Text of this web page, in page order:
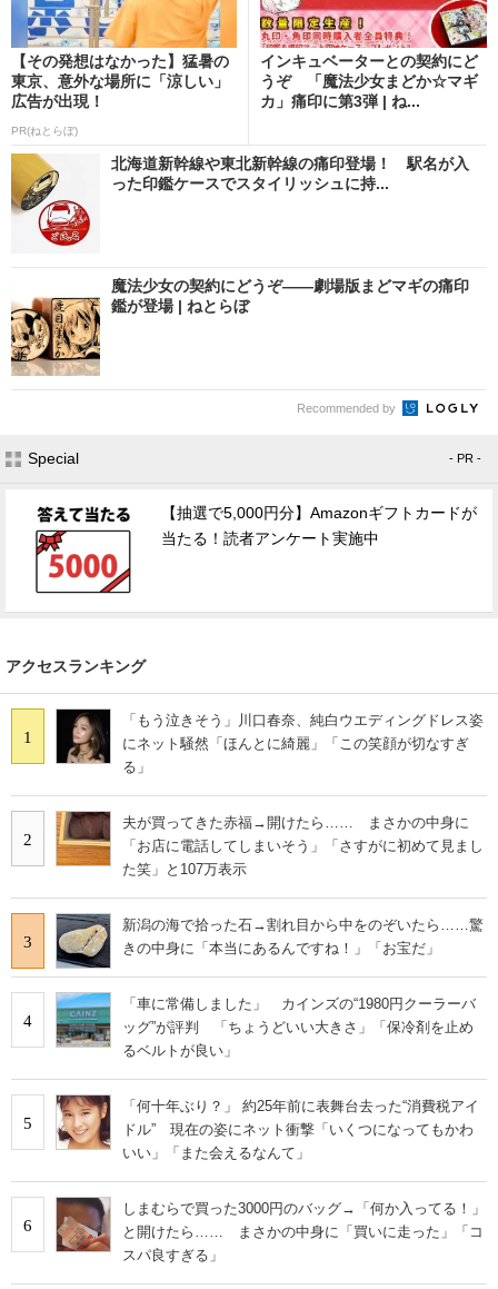
【その発想はなかった】猛暑の
東京、意外な場所に「涼しい」
広告が出現！
PR(ねとらぼ)
インキュベーターとの契約にど
うぞ 「魔法少女まどか☆マギ
カ」痛印に第3弾 | ね...
北海道新幹線や東北新幹線の痛印登場！ 駅名が入
った印鑑ケースでスタイリッシュに持...
魔法少女の契約にどうぞ――劇場版まどマギの痛印
鑑が登場 | ねとらぼ
Recommended by
Special - PR -
【抽選で5,000円分】Amazonギフトカードが
当たる！読者アンケート実施中
アクセスランキング
1
「もう泣きそう」川口春奈、純白ウエディングドレス姿
にネット騒然「ほんとに綺麗」「この笑顔が切なすぎ
る」
2
夫が買ってきた赤福→開けたら…… まさかの中身に
「お店に電話してしまいそう」「さすがに初めて見まし
た笑」と107万表示
3
新潟の海で拾った石→割れ目から中をのぞいたら……驚
きの中身に「本当にあるんですね！」「お宝だ」
4
「車に常備しました」 カインズの“1980円クーラーバ
ッグ”が評判 「ちょうどいい大きさ」「保冷剤を止め
るベルトが良い」
5
「何十年ぶり？」 約25年前に表舞台去った“消費税アイ
ドル” 現在の姿にネット衝撃「いくつになってもかわ
いい」「また会えるなんて」
6
しまむらで買った3000円のバッグ→「何か入ってる！」
と開けたら…… まさかの中身に「買いに走った」「コ
スパ良すぎる」